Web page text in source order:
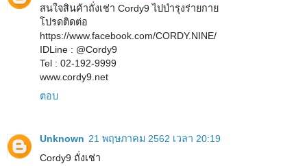
สนใจสินค้าถั่งเช่า Cordy9 ไปบำรุงร่ายกาย
โปรดติดต่อ
https://www.facebook.com/CORDY.NINE/
IDLine : @Cordy9
Tel : 02-192-9999
www.cordy9.net
ตอบ
Unknown 21 พฤษภาคม 2562 เวลา 20:19
Cordy9 ถั่งเช่า